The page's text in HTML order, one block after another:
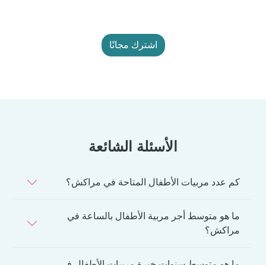
اشترك مجانًا
الأسئلة الشائعة
كم عدد مربيات الأطفال المتاحة في مراكش؟
ما هو متوسط أجر مربية الأطفال بالساعة في
مراكش؟